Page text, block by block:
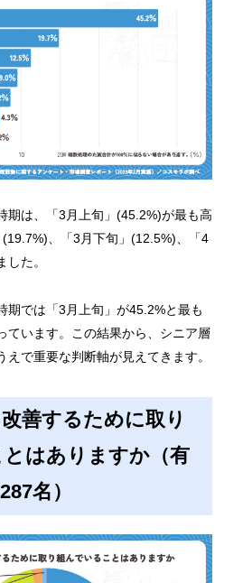
期は、「3月上旬」(45.2%)が最も高
、「3月下旬」(12.5%)、「4
した。
期では「3月上旬」が45.2%と最も
ています。この結果から、シニア層
で重要な判断軸が見えてきます。
善するために取り
はありますか（有
名）